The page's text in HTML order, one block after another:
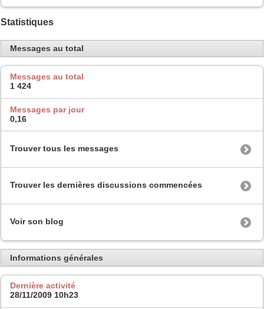
Statistiques
Messages au total
Messages au total
1 424
Messages par jour
0,16
Trouver tous les messages
Trouver les dernières discussions commencées
Voir son blog
Informations générales
Dernière activité
28/11/2009 10h23